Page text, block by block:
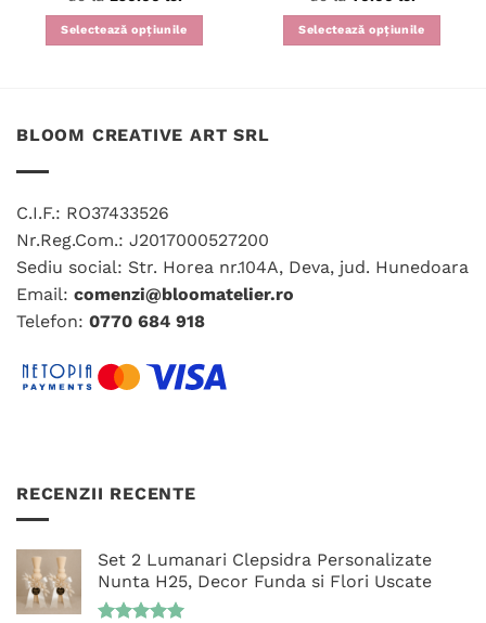
Selectează opțiunile
multe
pot
alese
pagina
produsului.
Selectează opțiunile
alese
BLOOM CREATIVE ART SRL
C.I.F.: RO37433526
Nr.Reg.Com.: J2017000527200
Sediu social: Str. Horea nr.104A, Deva, jud. Hunedoara
Email: comenzi@bloomatelier.ro
Telefon: 0770 684 918
RECENZII RECENTE
Set 2 Lumanari Clepsidra Personalizate
Nunta H25, Decor Funda si Flori Uscate